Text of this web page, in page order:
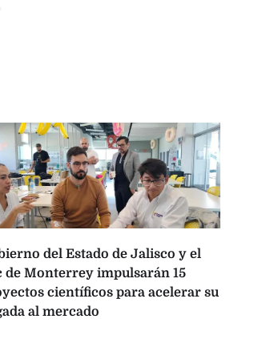
del Estado de Jalisco y el
de Monterrey impulsarán 15
científicos para acelerar su
al mercado